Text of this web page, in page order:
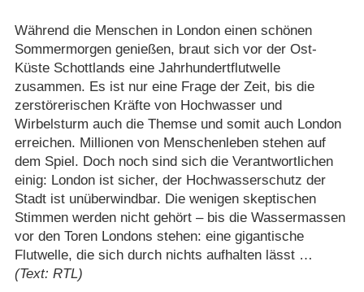
Während die Menschen in London einen schönen
Sommermorgen genießen, braut sich vor der Ost-
Küste Schottlands eine Jahrhundertflutwelle
zusammen. Es ist nur eine Frage der Zeit, bis die
zerstörerischen Kräfte von Hochwasser und
Wirbelsturm auch die Themse und somit auch London
erreichen. Millionen von Menschenleben stehen auf
dem Spiel. Doch noch sind sich die Verantwortlichen
einig: London ist sicher, der Hochwasserschutz der
Stadt ist unüberwindbar. Die wenigen skeptischen
Stimmen werden nicht gehört – bis die Wassermassen
vor den Toren Londons stehen: eine gigantische
Flutwelle, die sich durch nichts aufhalten lässt …
(Text: RTL)